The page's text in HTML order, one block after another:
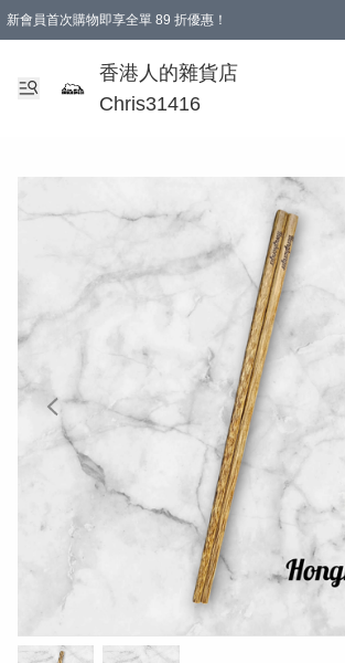
新會員首次購物即享全單 89 折優惠！
購物滿 HKD 499.00即享免運費優惠！（適用於 本地送貨
【滿 $300 專屬驚喜：無聲信物（最後一批）】
香港人的雜貨店
Chris31416